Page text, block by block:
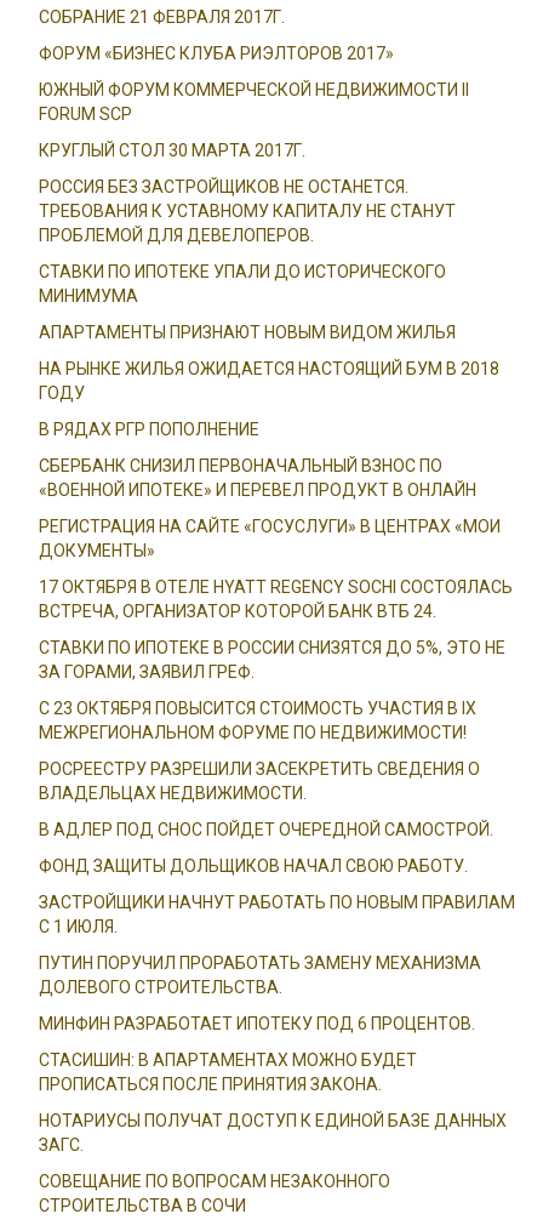
СОБРАНИЕ 21 ФЕВРАЛЯ 2017Г.
ФОРУМ «БИЗНЕС КЛУБА РИЭЛТОРОВ 2017»
ЮЖНЫЙ ФОРУМ КОММЕРЧЕСКОЙ НЕДВИЖИМОСТИ II
FORUM SCP
КРУГЛЫЙ СТОЛ 30 МАРТА 2017Г.
РОССИЯ БЕЗ ЗАСТРОЙЩИКОВ НЕ ОСТАНЕТСЯ.
ТРЕБОВАНИЯ К УСТАВНОМУ КАПИТАЛУ НЕ СТАНУТ
ПРОБЛЕМОЙ ДЛЯ ДЕВЕЛОПЕРОВ.
СТАВКИ ПО ИПОТЕКЕ УПАЛИ ДО ИСТОРИЧЕСКОГО
МИНИМУМА
АПАРТАМЕНТЫ ПРИЗНАЮТ НОВЫМ ВИДОМ ЖИЛЬЯ
НА РЫНКЕ ЖИЛЬЯ ОЖИДАЕТСЯ НАСТОЯЩИЙ БУМ В 2018
ГОДУ
В РЯДАХ РГР ПОПОЛНЕНИЕ
СБЕРБАНК СНИЗИЛ ПЕРВОНАЧАЛЬНЫЙ ВЗНОС ПО
«ВОЕННОЙ ИПОТЕКЕ» И ПЕРЕВЕЛ ПРОДУКТ В ОНЛАЙН
РЕГИСТРАЦИЯ НА САЙТЕ «ГОСУСЛУГИ» В ЦЕНТРАХ «МОИ
ДОКУМЕНТЫ»
17 ОКТЯБРЯ В ОТЕЛЕ HYATT REGENCY SOCHI СОСТОЯЛАСЬ
ВСТРЕЧА, ОРГАНИЗАТОР КОТОРОЙ БАНК ВТБ 24.
СТАВКИ ПО ИПОТЕКЕ В РОССИИ СНИЗЯТСЯ ДО 5%, ЭТО НЕ
ЗА ГОРАМИ, ЗАЯВИЛ ГРЕФ.
С 23 ОКТЯБРЯ ПОВЫСИТСЯ СТОИМОСТЬ УЧАСТИЯ В IX
МЕЖРЕГИОНАЛЬНОМ ФОРУМЕ ПО НЕДВИЖИМОСТИ!
РОСРЕЕСТРУ РАЗРЕШИЛИ ЗАСЕКРЕТИТЬ СВЕДЕНИЯ О
ВЛАДЕЛЬЦАХ НЕДВИЖИМОСТИ.
В АДЛЕР ПОД СНОС ПОЙДЕТ ОЧЕРЕДНОЙ САМОСТРОЙ.
ФОНД ЗАЩИТЫ ДОЛЬЩИКОВ НАЧАЛ СВОЮ РАБОТУ.
ЗАСТРОЙЩИКИ НАЧНУТ РАБОТАТЬ ПО НОВЫМ ПРАВИЛАМ
С 1 ИЮЛЯ.
ПУТИН ПОРУЧИЛ ПРОРАБОТАТЬ ЗАМЕНУ МЕХАНИЗМА
ДОЛЕВОГО СТРОИТЕЛЬСТВА.
МИНФИН РАЗРАБОТАЕТ ИПОТЕКУ ПОД 6 ПРОЦЕНТОВ.
СТАСИШИН: В АПАРТАМЕНТАХ МОЖНО БУДЕТ
ПРОПИСАТЬСЯ ПОСЛЕ ПРИНЯТИЯ ЗАКОНА.
НОТАРИУСЫ ПОЛУЧАТ ДОСТУП К ЕДИНОЙ БАЗЕ ДАННЫХ
ЗАГС.
СОВЕЩАНИЕ ПО ВОПРОСАМ НЕЗАКОННОГО
СТРОИТЕЛЬСТВА В СОЧИ